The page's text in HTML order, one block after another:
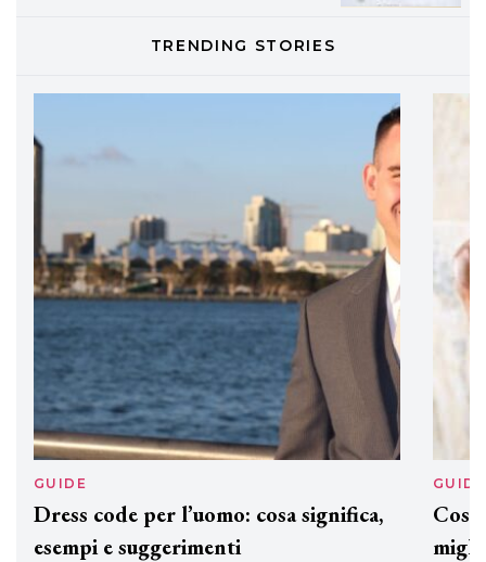
Davines presenta cofanetti beauty
ogni capello
TRENDING STORIES
GUIDE
Dress code per l’uomo: cosa significa,
esempi e suggerimenti
GUIDE